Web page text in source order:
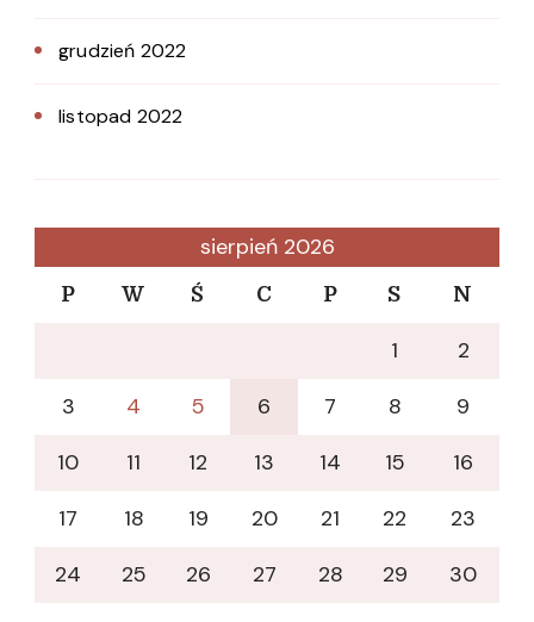
grudzień 2022
listopad 2022
sierpień 2026
P W Ś C P S N
1
2
3
4 5 6 7 8
9
10
11 12 13 14 15
16
17
18 19 20 21 22
23
24
25 26 27 28 29
30